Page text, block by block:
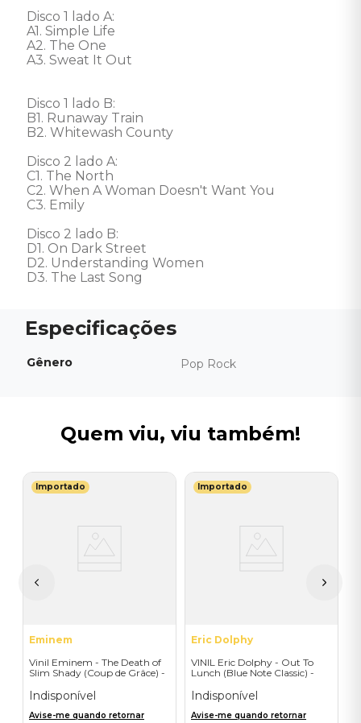
Disco 1 lado A:
A1. Simple Life
A2. The One
A3. Sweat It Out
Disco 1 lado B:
B1. Runaway Train
B2. Whitewash County
Disco 2 lado A:
C1. The North
C2. When A Woman Doesn't Want You
C3. Emily
Disco 2 lado B:
D1. On Dark Street
D2. Understanding Women
D3. The Last Song
Gênero Pop Rock
Quem viu, viu também!
Importado
Eminem
Vinil Eminem - The Death of
Slim Shady (Coup de Grâce) -
Indisponível
Avise-me quando retornar
Importado
Eric Dolphy
VINIL Eric Dolphy - Out To
Lunch (Blue Note Classic) -
Indisponível
Avise-me quando retornar